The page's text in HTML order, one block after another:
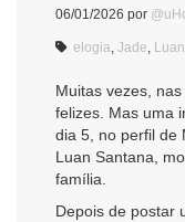
06/01/2026 por
elogia Jade Luan
Muitas vezes,
felizes. Mas uma
dia 5, no perfil de
Luan Santana,
família.
Depois de postar